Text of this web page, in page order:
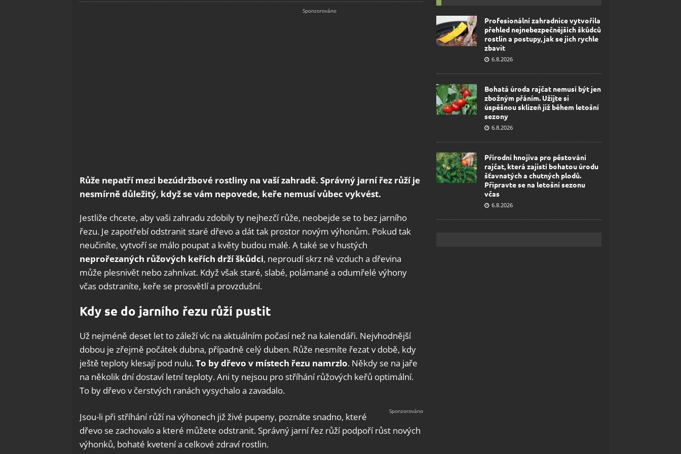
Růže nepatří mezi bezúdržbové rostliny na vaší zahradě. Správný jarní řez růží je
nesmírně důležitý, když se vám nepovede, keře nemusí vůbec vykvést.
Jestliže chcete, aby vaši zahradu zdobily ty nejhezčí růže, neobejde se to bez jarního
řezu. Je zapotřebí odstranit staré dřevo a dát tak prostor novým výhonům. Pokud tak
neučiníte, vytvoří se málo poupat a květy budou malé. A také se v hustých
neprořezaných růžových keřích drží škůdci, neproudí skrz ně vzduch a dřevina
může plesnivět nebo zahnívat. Když však staré, slabé, polámané a odumřelé výhony
včas odstraníte, keře se prosvětlí a provzdušní.
Kdy se do jarního řezu růží pustit
Už nejméně deset let to záleží víc na aktuálním počasí než na kalendáři. Nejvhodnější
dobou je zřejmě počátek dubna, případně celý duben. Růže nesmíte řezat v době, kdy
ještě teploty klesají pod nulu.To by dřevo v místech řezu namrzlo. Někdy se na jaře
na několik dní dostaví letní teploty. Ani ty nejsou pro stříhání růžových keřů optimální.
To by dřevo v čerstvých ranách vysychalo a zavadalo.
Jsou-li při stříhání růží na výhonech již živé pupeny, poznáte snadno, které
dřevo se zachovalo a které můžete odstranit. Správný jarní řez růží podpoří růst nových
výhonků, bohaté kvetení a celkové zdraví rostlin.
Profesionální zahradnice vytvořila
přehled nejnebezpečnějších škůdců
rostlin a postupy, jak se jich rychle
zbavit
6.8.2026
Bohatá úroda rajčat nemusí být jen
zbožným přáním. Užijte si
úspěšnou sklizeň již během letošní
sezony
6.8.2026
Přírodní hnojiva pro pěstování
rajčat, která zajistí bohatou úrodu
šťavnatých a chutných plodů.
Připravte se na letošní sezonu
včas
6.8.2026